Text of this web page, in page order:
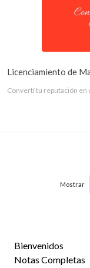
Licenciamiento de
Convertí tu reputación en
Mostrar
Bienvenidos
Notas Completas